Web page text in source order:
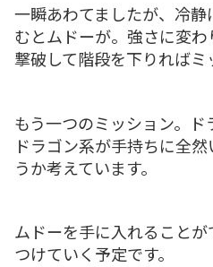
一瞬あわてましたが、冷
むとムドーが。強さに変わ
撃破して階段を下りればミ
もう一つのミッション。ド
ドラゴン系が手持ちに全
うか考えています。
ムドーを手に入れること
つけていく予定です。